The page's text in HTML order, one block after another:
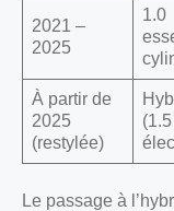
2021 –
2025
1.0
À partir de
2025
(restylée)
Le passage à